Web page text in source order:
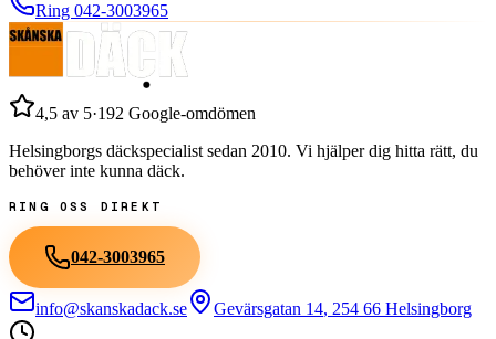
Ring 042-3003965
4,5 av 5·192 Google-omdömen
Helsingborgs däckspecialist sedan 2010. Vi hjälper dig hitta rätt, du
behöver inte kunna däck.
RING OSS DIREKT
042-3003965
info@skanskadack.se Gevärsgatan 14, 254 66 Helsingborg